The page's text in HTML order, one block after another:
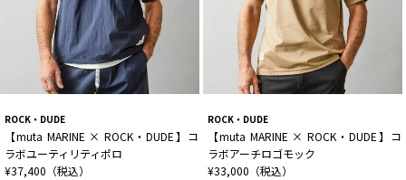
ROCK・DUDE
【muta MARINE × ROCK・DUDE】コ
ラボユーティリティポロ
¥37,400（税込）
ROCK・DUDE
【muta MARINE × ROCK・DUDE】コ
ラボアーチロゴモック
¥33,000（税込）